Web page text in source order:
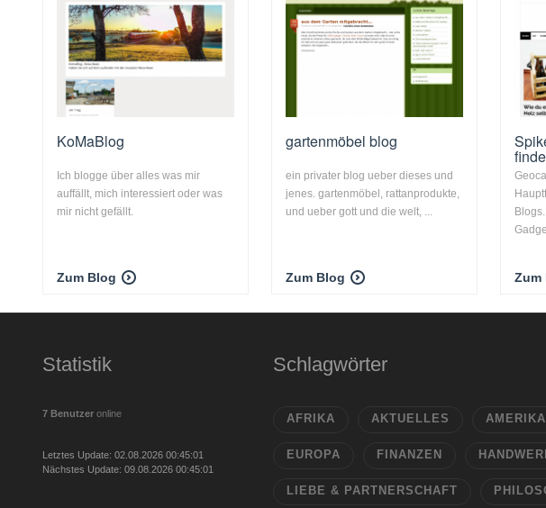
KoMaBlog
Ich blogge über alles was mir
auffällt, mich interessiert oder was
mir nicht gefällt.
Zum Blog
gartenmöbel blog
ein privater blog ueber dieses und
jenes. gartenmöbel, rattanprodukte,
und ueber gott und die welt, ...
Zum Blog Zum
Statistik
7 Benutzer online
Letztes Update: 02.08.2026 00:45:01
Nächstes Update: 09.08.2026 00:45:01
Schlagwörter
AFRIKA AKTUELLES AMERIKA
EUROPA FINANZEN
LIEBE & PARTNERSCHAFT